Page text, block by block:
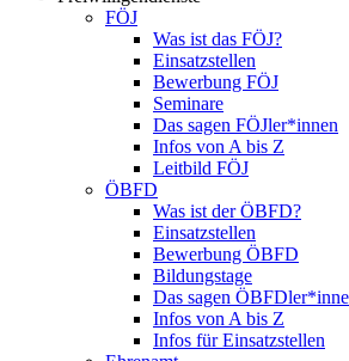
FÖJ
Was ist das FÖJ?
Einsatzstellen
Bewerbung FÖJ
Seminare
Das sagen FÖJler*innen
Infos von A bis Z
Leitbild FÖJ
ÖBFD
Was ist der ÖBFD?
Einsatzstellen
Bewerbung ÖBFD
Bildungstage
Das sagen
Infos von A bis Z
Infos für Einsatzstellen